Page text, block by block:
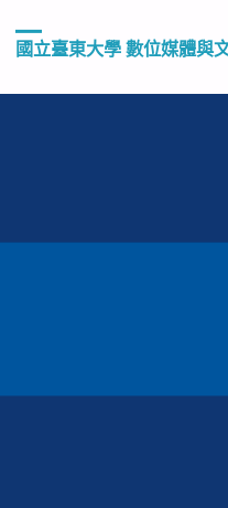
國立臺東大學 數位媒體與